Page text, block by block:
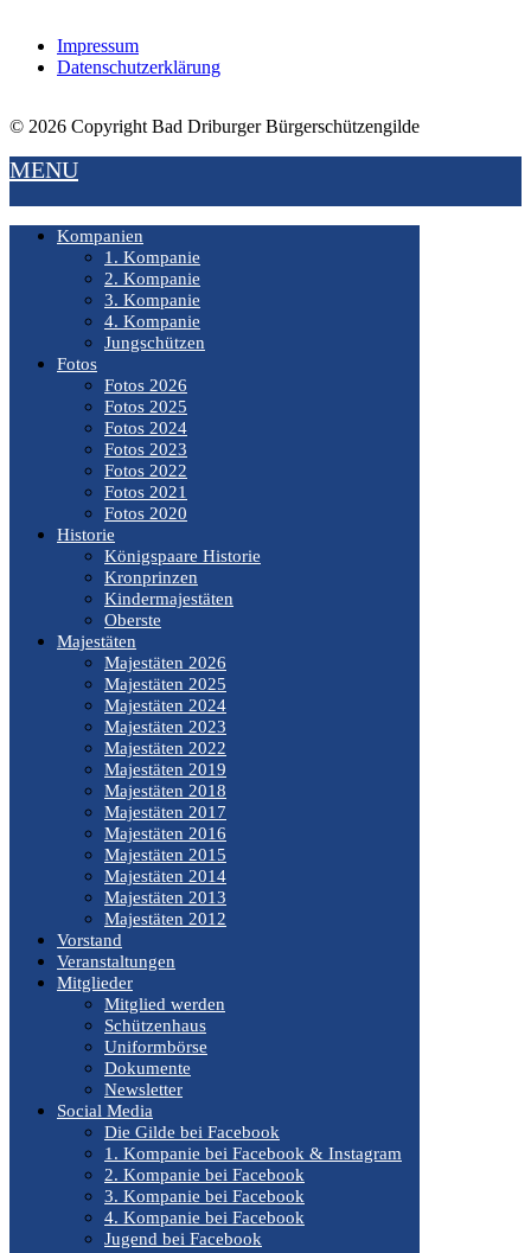
Impressum
Datenschutzerklärung
© 2026 Copyright Bad Driburger Bürgerschützengilde
MENU
Kompanien
1. Kompanie
2. Kompanie
3. Kompanie
4. Kompanie
Jungschützen
Fotos
Fotos 2026
Fotos 2025
Fotos 2024
Fotos 2023
Fotos 2022
Fotos 2021
Fotos 2020
Historie
Königspaare Historie
Kronprinzen
Kindermajestäten
Oberste
Majestäten
Majestäten 2026
Majestäten 2025
Majestäten 2024
Majestäten 2023
Majestäten 2022
Majestäten 2019
Majestäten 2018
Majestäten 2017
Majestäten 2016
Majestäten 2015
Majestäten 2014
Majestäten 2013
Majestäten 2012
Vorstand
Veranstaltungen
Mitglieder
Mitglied werden
Schützenhaus
Uniformbörse
Dokumente
Newsletter
Social Media
Die Gilde bei Facebook
1. Kompanie bei Facebook & Instagram
2. Kompanie bei Facebook
3. Kompanie bei Facebook
4. Kompanie bei Facebook
Jugend bei Facebook